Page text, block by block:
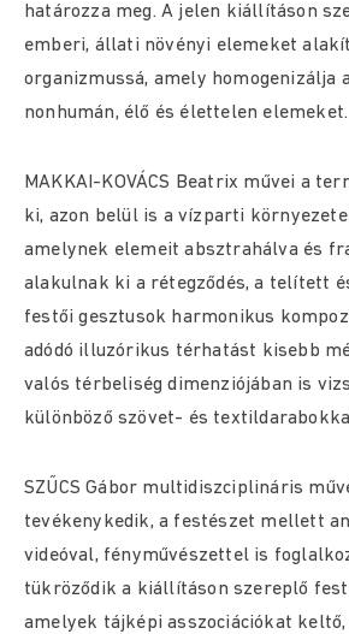
határozza meg. A jelen kiállításon
emberi, állati növényi elemeket
organizmussá, amely homogenizálja
nonhumán, élő és élettelen elemeket.
MAKKAI-KOVÁCS Beatrix művei a
ki, azon belül is a vízparti
amelynek elemeit absztrahálva és
alakulnak ki a rétegződés, a telített
festői gesztusok harmonikus
adódó illuzórikus térhatást kisebb
valós térbeliség dimenziójában is
különböző szövet- és
SZŰCS Gábor multidiszciplináris
tevékenykedik, a festészet mellett
videóval, fényművészettel is
tükröződik a kiállításon szereplő
amelyek tájképi asszociációkat keltő,